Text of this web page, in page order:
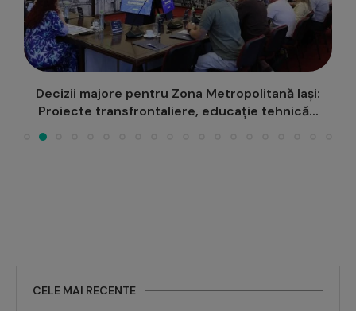
Decizii majore pentru Zona Metropolitană Iași:
Proiecte transfrontaliere, educație tehnică...
CELE MAI RECENTE